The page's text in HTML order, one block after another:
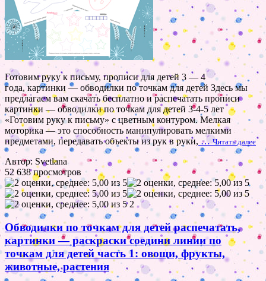
Готовим руку к письму, прописи для детей 3 — 4
года, картинки — обводилки по точкам для детей Здесь мы
предлагаем вам скачать бесплатно и распечатать прописи
картинки — обводилки по точкам для детей 3-4-5 лет
«Готовим руку к письму» с цветным контуром. Мелкая
моторика — это способность манипулировать мелкими
предметами, передавать объекты из рук в руки, …Читать далее
Автор: Svetlana
52 638 просмотров
2
Обводилки по точкам для детей распечатать,
картинки — раскраски соедини линии по
точкам для детей часть 1: овощи, фрукты,
животные, растения